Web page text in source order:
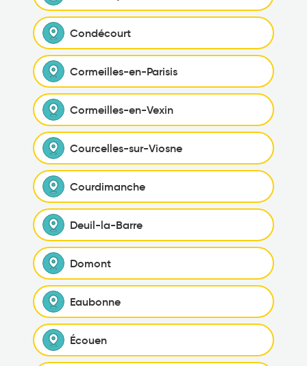
Condécourt
Cormeilles-en-Parisis
Cormeilles-en-Vexin
Courcelles-sur-Viosne
Courdimanche
Deuil-la-Barre
Domont
Eaubonne
Écouen